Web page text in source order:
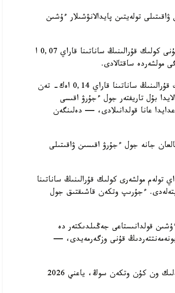
تولەيتىن پايدالانۋشىلار ءۇشىن
— تولەمدى ۋاقىتىلى جۇرگىزەتىن پايدالانۋشىلار ءۇشىن جول ءجۇرۋ قۇنى كولىك قۇرالىنىڭ ساناتىنا قاراي 0,07 ا
سونىمەن قاتار، بۇيرىقپەن نەگىزگى تاريفتەر قايتا قارالدى. ولار كولىك قۇرالىنىڭ ساناتىنا قاراي 0,14 اەك- تەن
بەلگىلەنگەن. الايدا بۇل تاريفتەر جول ءجۇرۋ اقىسى
عانا قولدانىلادى، — دەلىنگەن
جانە جول ءجۇرۋ اقىسىن ۋاقىتىلى
مولشەرى كولىك قۇرالىنىڭ ساناتىنا
ءجۇرىپ وتكەن قاشىقتىق جول
قولدانىستاعى جەڭىلدىكتەر دە
قۇنى وزگەرمەيدى، —
وزگەرىستەر بۇيرىق العاش رەسمي جاريالانعان كۇننەن كەيىن كۇنتىزبەلىك ون كۇن وتكەن سوڭ، ياعني 2026